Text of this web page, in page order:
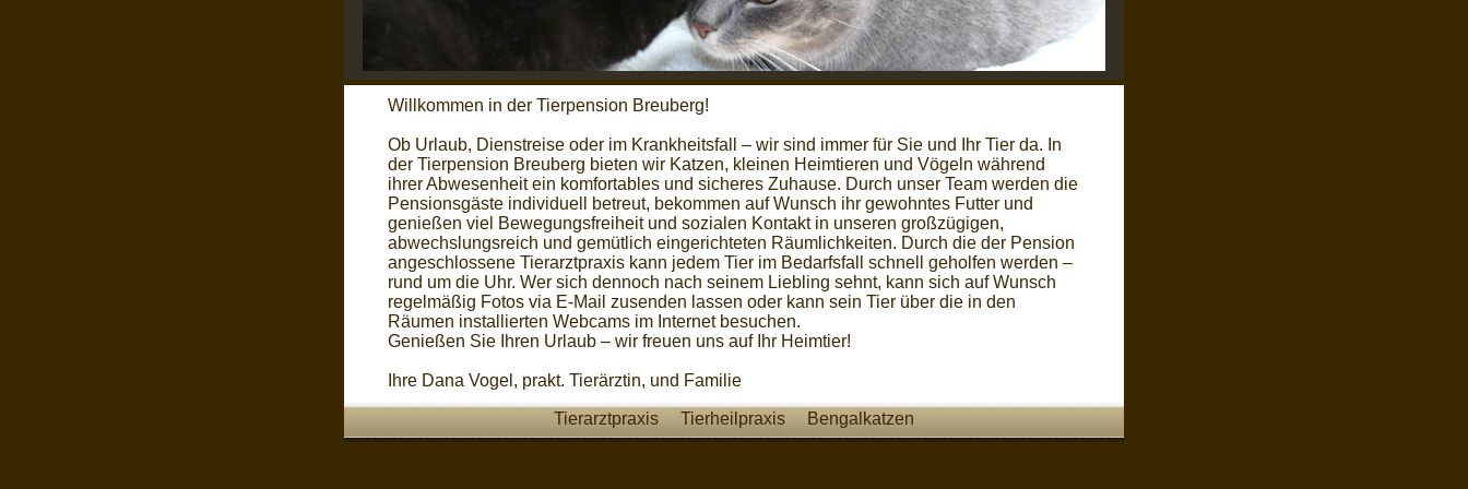
Willkommen in der Tierpension Breuberg!
Ob Urlaub, Dienstreise oder im Krankheitsfall – wir sind immer für Sie und Ihr Tier da. In
der Tierpension Breuberg bieten wir Katzen, kleinen Heimtieren und Vögeln während
ihrer Abwesenheit ein komfortables und sicheres Zuhause. Durch unser Team werden die
Pensionsgäste individuell betreut, bekommen auf Wunsch ihr gewohntes Futter und
genießen viel Bewegungsfreiheit und sozialen Kontakt in unseren großzügigen,
abwechslungsreich und gemütlich eingerichteten Räumlichkeiten. Durch die der Pension
angeschlossene Tierarztpraxis kann jedem Tier im Bedarfsfall schnell geholfen werden –
rund um die Uhr. Wer sich dennoch nach seinem Liebling sehnt, kann sich auf Wunsch
regelmäßig Fotos via E-Mail zusenden lassen oder kann sein Tier über die in den
Räumen installierten Webcams im Internet besuchen.
Genießen Sie Ihren Urlaub – wir freuen uns auf Ihr Heimtier!
Ihre Dana Vogel, prakt. Tierärztin, und Familie
Tierarztpraxis Tierheilpraxis Bengalkatzen